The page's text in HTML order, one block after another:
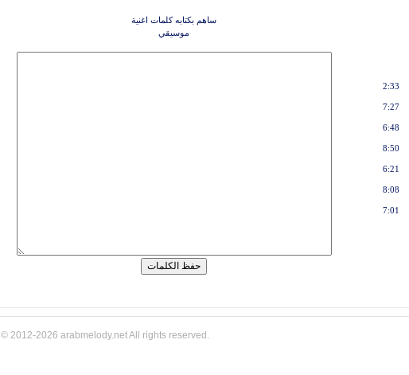
2:33
7:27
6:48
8:50
6:21
8:08
7:01
ساهم بكتابه كلمات اغنية
موسيقي
© 2012-2026 arabmelody.net All rights reserved.